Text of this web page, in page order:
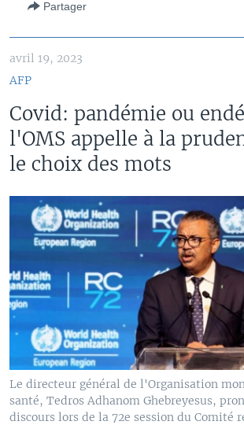
Partager
avril 19, 2023
AFP
Covid: pandémie ou
l'OMS appelle à la
le choix des mots
Le directeur général de l'Organisation
santé, Tedros Adhanom Ghebreyesus,
discours lors de la 72e session du Comité